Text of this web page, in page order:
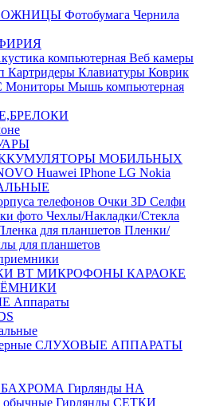
Фотобумага Чернила
компьютерная Веб камеры
Картридеры Клавиатуры Коврик
Мониторы Мышь компьютерная
МОБИЛЬНЫХ
Huawei IPhone LG Nokia
телефонов Очки 3D Селфи
фото Чехлы/Накладки/Стекла
для планшетов Пленки/
для планшетов
BT МИКРОФОНЫ КАРАОКЕ
СЛУХОВЫЕ АППАРАТЫ
БАХРОМА Гирлянды НА
обычные Гирлянды СЕТКИ